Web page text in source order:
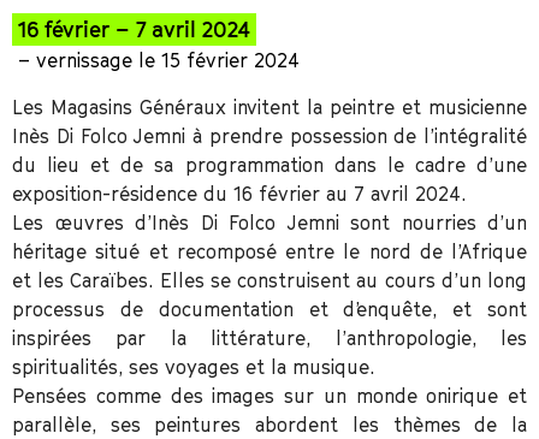
16 février – 7 avril 2024
– vernissage le 15 février 2024
Les Magasins Généraux invitent la peintre et musicienne
Inès Di Folco Jemni à prendre possession de l’intégralité
du lieu et de sa programmation dans le cadre d’une
exposition-résidence du 16 février au 7 avril 2024.
Les œuvres d’Inès Di Folco Jemni sont nourries d’un
héritage situé et recomposé entre le nord de l’Afrique
et les Caraïbes. Elles se construisent au cours d’un long
processus de documentation et d’enquête, et sont
inspirées par la littérature, l’anthropologie, les
spiritualités, ses voyages et la musique.
Pensées comme des images sur un monde onirique et
parallèle, ses peintures abordent les thèmes de la